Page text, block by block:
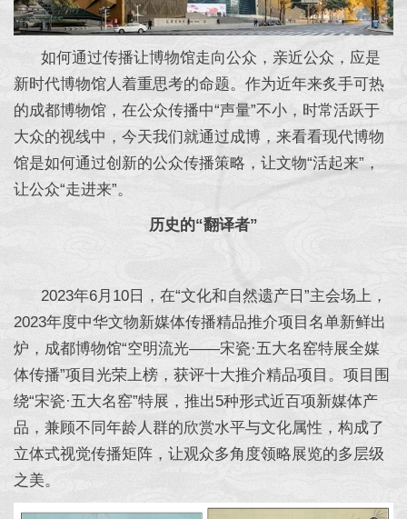
如何通过传播让博物馆走向公众，亲近公众，应是
新时代博物馆人着重思考的命题。作为近年来炙手可热
的成都博物馆，在公众传播中“声量”不小，时常活跃于
大众的视线中，今天我们就通过成博，来看看现代博物
馆是如何通过创新的公众传播策略，让文物“活起来”，
让公众“走进来”。
历史的“翻译者”
2023年6月10日，在“文化和自然遗产日”主会场上，
2023年度中华文物新媒体传播精品推介项目名单新鲜出
炉，成都博物馆“空明流光——宋瓷·五大名窑特展全媒
体传播”项目光荣上榜，获评十大推介精品项目。项目围
绕“宋瓷·五大名窑”特展，推出5种形式近百项新媒体产
品，兼顾不同年龄人群的欣赏水平与文化属性，构成了
立体式视觉传播矩阵，让观众多角度领略展览的多层级
之美。